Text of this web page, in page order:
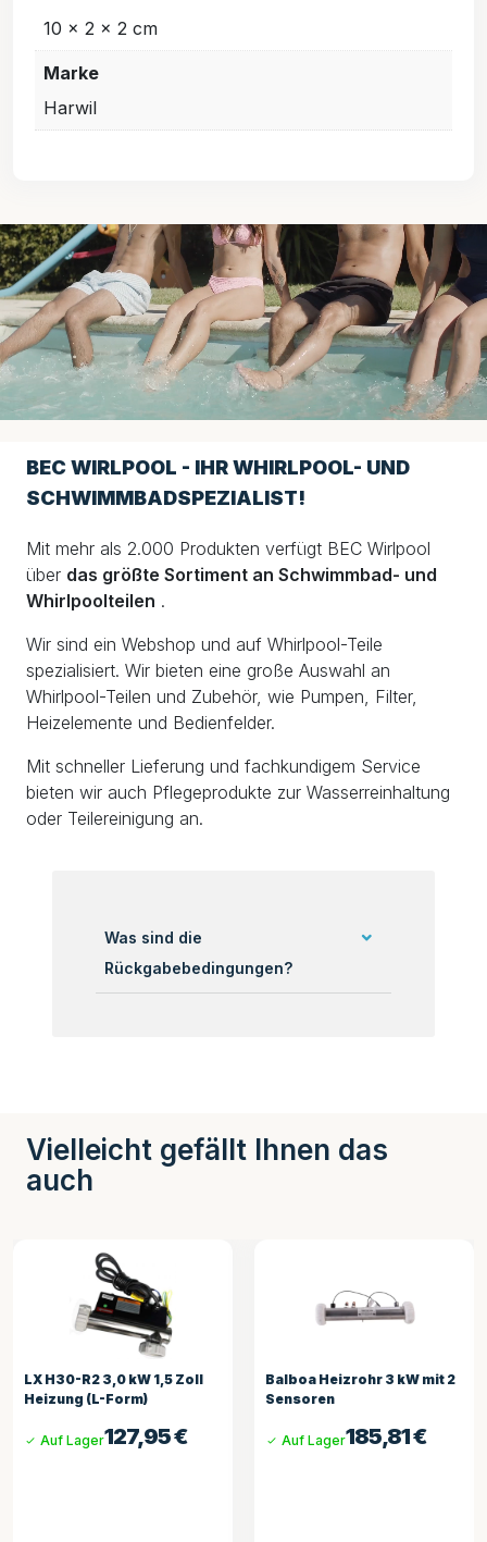
10 × 2 × 2 cm
Marke
Harwil
BEC WIRLPOOL - IHR WHIRLPOOL- UND
SCHWIMMBADSPEZIALIST!
Mit mehr als 2.000 Produkten verfügt BEC Wirlpool
über das größte Sortiment an Schwimmbad- und
Whirlpoolteilen .
Wir sind ein Webshop und auf Whirlpool-Teile
spezialisiert. Wir bieten eine große Auswahl an
Whirlpool-Teilen und Zubehör, wie Pumpen, Filter,
Heizelemente und Bedienfelder.
Mit schneller Lieferung und fachkundigem Service
bieten wir auch Pflegeprodukte zur Wasserreinhaltung
oder Teilereinigung an.
Was sind die
Rückgabebedingungen?
Vielleicht gefällt Ihnen das
auch
Zoll
Balboa Heizrohr 3 kW mit 2
Sensoren
185,81
Auf Lager
Gecko 2kW Flow
Auf Lager